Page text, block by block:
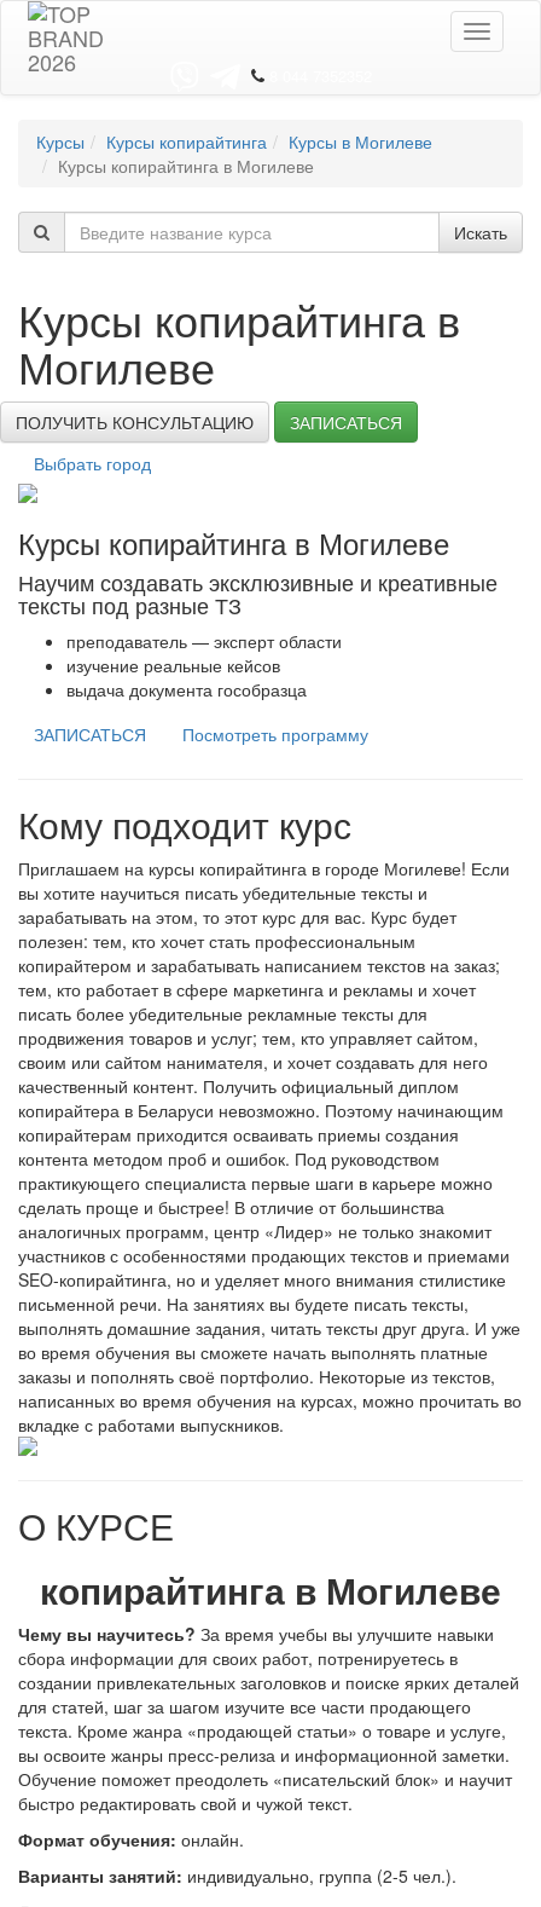
Toggle
Курсы Курсы копирайтинга
Курсы в Могилеве
Курсы копирайтинга в Могилеве
Искать
Курсы копирайтинга в
Могилеве
ПОЛУЧИТЬ КОНСУЛЬТАЦИЮ
ЗАПИСАТЬСЯ
Выбрать город
Курсы копирайтинга в Могилеве
Научим создавать эксклюзивные и креативные
тексты под разные ТЗ
преподаватель — эксперт области
изучение реальные кейсов
выдача документа гособразца
ЗАПИСАТЬСЯ
Посмотреть программу
Кому подходит курс
Приглашаем на курсы копирайтинга в городе Могилеве! Если
вы хотите научиться писать убедительные тексты и
зарабатывать на этом, то этот курс для вас. Курс будет
полезен: тем, кто хочет стать профессиональным
копирайтером и зарабатывать написанием текстов на заказ;
тем, кто работает в сфере маркетинга и рекламы и хочет
писать более убедительные рекламные тексты для
продвижения товаров и услуг; тем, кто управляет сайтом,
своим или сайтом нанимателя, и хочет создавать для него
качественный контент. Получить официальный диплом
копирайтера в Беларуси невозможно. Поэтому начинающим
копирайтерам приходится осваивать приемы создания
контента методом проб и ошибок. Под руководством
практикующего специалиста первые шаги в карьере можно
сделать проще и быстрее! В отличие от большинства
аналогичных программ, центр «Лидер» не только знакомит
участников с особенностями продающих текстов и приемами
SEO-копирайтинга, но и уделяет много внимания стилистике
письменной речи. На занятиях вы будете писать тексты,
выполнять домашние задания, читать тексты друг друга. И уже
во время обучения вы сможете начать выполнять платные
заказы и пополнять своё портфолио. Некоторые из текстов,
написанных во время обучения на курсах, можно прочитать во
вкладке с работами выпускников.
О КУРСЕ
копирайтинга в Могилеве
Чему вы научитесь? За время учебы вы улучшите навыки
сбора информации для своих работ, потренируетесь в
создании привлекательных заголовков и поиске ярких деталей
для статей, шаг за шагом изучите все части продающего
текста. Кроме жанра «продающей статьи» о товаре и услуге,
вы освоите жанры пресс-релиза и информационной заметки.
Обучение поможет преодолеть «писательский блок» и научит
быстро редактировать свой и чужой текст.
Формат обучения: онлайн.
Варианты занятий: индивидуально, группа (2-5 чел.).